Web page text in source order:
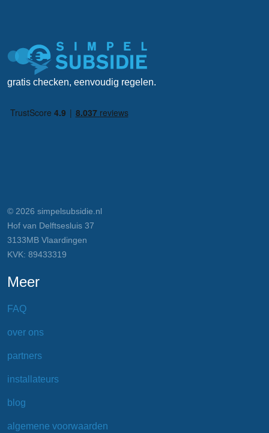
gratis checken, eenvoudig regelen.
© 2026 simpelsubsidie.nl
Hof van Delftsesluis 37
3133MB Vlaardingen
KVK: 89433319
Meer
FAQ
over ons
partners
installateurs
blog
algemene voorwaarden